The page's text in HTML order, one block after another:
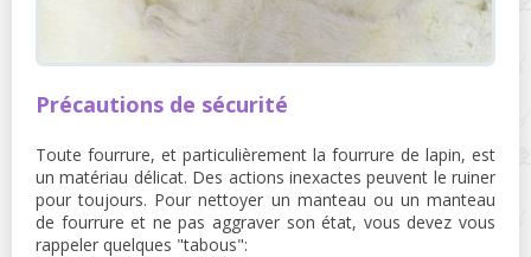
Précautions de sécurité
Toute fourrure, et particulièrement la fourrure de lapin, est
un matériau délicat. Des actions inexactes peuvent le ruiner
pour toujours. Pour nettoyer un manteau ou un manteau
de fourrure et ne pas aggraver son état, vous devez vous
rappeler quelques "tabous":